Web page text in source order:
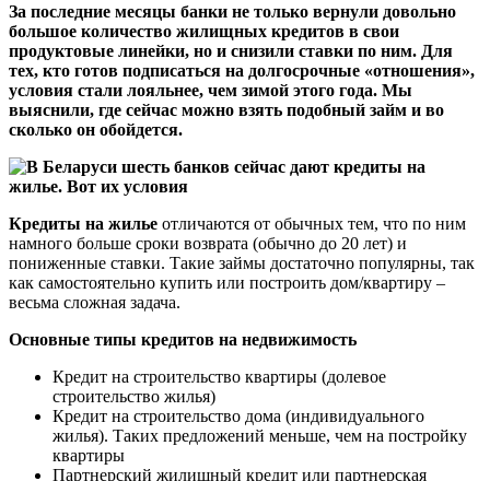
За последние месяцы банки не только вернули довольно
большое количество жилищных кредитов в свои
продуктовые линейки, но и снизили ставки по ним. Для
тех, кто готов подписаться на долгосрочные «отношения»,
условия стали лояльнее, чем зимой этого года. Мы
выяснили, где сейчас можно взять подобный займ и во
сколько он обойдется.
Кредиты на жилье отличаются от обычных тем, что по ним
намного больше сроки возврата (обычно до 20 лет) и
пониженные ставки. Такие займы достаточно популярны, так
как самостоятельно купить или построить дом/квартиру –
весьма сложная задача.
Основные типы кредитов на недвижимость
Кредит на строительство квартиры (долевое
строительство жилья)
Кредит на строительство дома (индивидуального
жилья). Таких предложений меньше, чем на постройку
квартиры
Партнерский жилищный кредит или партнерская